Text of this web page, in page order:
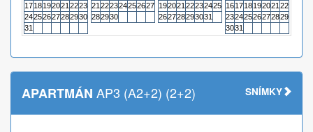
1718192021 2223
24252627282930
31
21 222324252627
282930
192021 22232425
262728293031
161718192021 22
23242526272829
3031
APARTMÁN AP3 (A2+2) (2+2) SNÍMKY